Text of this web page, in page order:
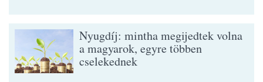
Nyugdíj: mintha megijedtek volna
a magyarok, egyre többen
cselekednek